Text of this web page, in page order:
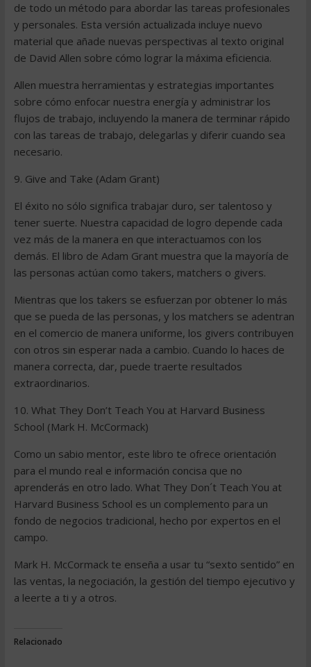
de todo un método para abordar las tareas profesionales
y personales. Esta versión actualizada incluye nuevo
material que añade nuevas perspectivas al texto original
de David Allen sobre cómo lograr la máxima eficiencia.
Allen muestra herramientas y estrategias importantes
sobre cómo enfocar nuestra energía y administrar los
flujos de trabajo, incluyendo la manera de terminar rápido
con las tareas de trabajo, delegarlas y diferir cuando sea
necesario.
9. Give and Take (Adam Grant)
El éxito no sólo significa trabajar duro, ser talentoso y
tener suerte. Nuestra capacidad de logro depende cada
vez más de la manera en que interactuamos con los
demás. El libro de Adam Grant muestra que la mayoría de
las personas actúan como takers, matchers o givers.
Mientras que los takers se esfuerzan por obtener lo más
que se pueda de las personas, y los matchers se adentran
en el comercio de manera uniforme, los givers contribuyen
con otros sin esperar nada a cambio. Cuando lo haces de
manera correcta, dar, puede traerte resultados
extraordinarios.
10. What They Don’t Teach You at Harvard Business
School (Mark H. McCormack)
Como un sabio mentor, este libro te ofrece orientación
para el mundo real e información concisa que no
aprenderás en otro lado. What They Don´t Teach You at
Harvard Business School es un complemento para un
fondo de negocios tradicional, hecho por expertos en el
campo.
Mark H. McCormack te enseña a usar tu “sexto sentido” en
las ventas, la negociación, la gestión del tiempo ejecutivo y
a leerte a ti y a otros.
Relacionado